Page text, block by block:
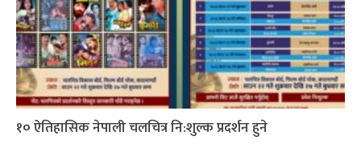
१० ऐतिहासिक नेपाली चलचित्र नि:शुल्क प्रदर्शन हुने